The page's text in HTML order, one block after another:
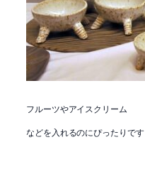
フルーツやアイスクリーム
などを入れるのにぴったりです